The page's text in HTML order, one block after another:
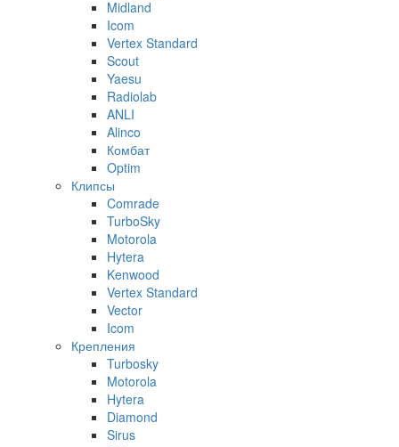
Midland
Icom
Vertex Standard
Scout
Yaesu
Radiolab
ANLI
Alinco
Комбат
Optim
Клипсы
Comrade
TurboSky
Motorola
Hytera
Kenwood
Vertex Standard
Vector
Icom
Крепления
Turbosky
Motorola
Hytera
Diamond
Sirus